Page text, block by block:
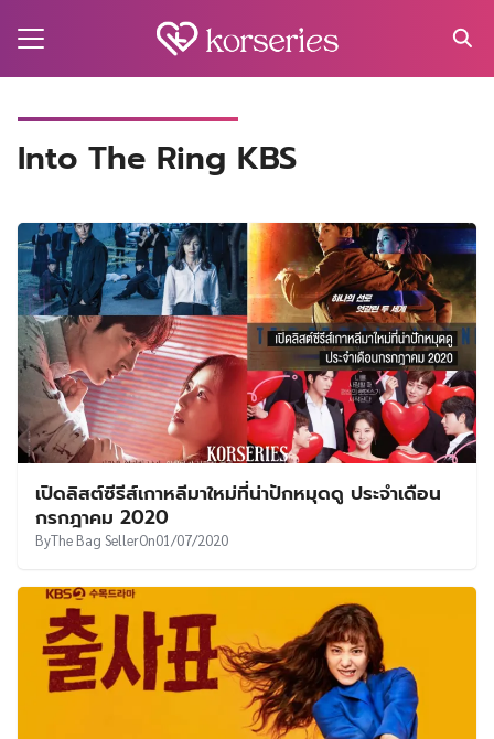
Into The Ring KBS
เปิดลิสต์ซีรีส์เกาหลีมาใหม่ที่น่าปักหมุดดู ประจำเดือน
กรกฎาคม 2020
ByThe Bag SellerOn01/07/2020